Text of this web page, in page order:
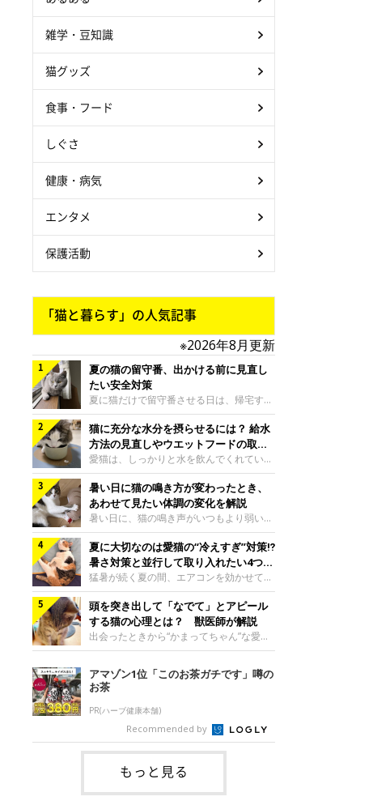
雑学・豆知識
猫グッズ
食事・フード
しぐさ
健康・病気
エンタメ
保護活動
「猫と暮らす」の人気記事
※2026年8月更新
夏の猫の留守番、出かける前に見直し
たい安全対策
夏に猫だけで留守番させる日は、帰宅する
まで部屋が暑くなりすぎないか、水は足り
るかと気になる飼い主さんもいるでしょ
う。家の中なら安全と思っていても、日中
は室温が急に上がることがあります。留守
中の暑さから猫を守るために準備したいこ
とや、帰宅後に見たいサインなどについ
て、ねこのきもち獣医師相談室の岡本りさ
先生に伺いました。 留守中は室温が急に
上がることがあるねこのきもち投稿写真ギ
ャラリー夏の日中は、エアコンが切れると
室温が急に上昇する場合があります。猫は
自分で涼しい場所を探すのが得意ですが、
部屋全体が暑くなれ
猫に充分な水分を摂らせるには？ 給水
方法の見直しやウエットフードの取り
入れ方を解説
愛猫は、しっかりと水を飲んでくれていま
すか？ 夏場はエアコンで室内が涼しいこ
ともあり、猫があまり水を飲まないこと
も。積極的に水分を摂らせるためには、給
水方法を見直したり、フードから水分を摂
らせたりする方法があります。今回は獣医
師の重本仁先生に、猫に水分を摂らせるた
めにできるためできる工夫を教えていただ
きました。ボウルの高さを愛猫の好みにね
このきもち投稿写真ギャラリー水飲みボウ
ルの高さは、猫が飲むときに頭が胃より下
にならないように設定すると飲みやすいで
しょう。首を深く折り曲げずに済むため、
関節や食道への負
暑い日に猫の鳴き方が変わったとき、
あわせて見たい体調の変化を解説
暑い日に、猫の鳴き声がいつもより弱い、
かすれる、しつこく鳴くなど、ふだんと違
って聞こえることがあります。 そんなと
き、あわせてどのような様子を確認したら
よいのでしょうか。暑い日に猫の鳴き方が
変わるときの見方や注意したい体調の変化
などについて、ねこのきもち獣医師相談室
の山口みき先生に伺いました。 鳴き方の
変化だけで判断せず、全身の様子も確認し
てねこのきもち投稿写真ギャラリー猫の鳴
ように見えることがあります。 ただ、鳴
き声だけで原因を決めるのは難しく、体調
や環境の変化を
夏に大切なのは愛猫の“冷えすぎ”対策⁉
暑さ対策と並行して取り入れたい4つの
工夫
猛暑が続く夏の間、エアコンを効かせて室
内を冷やしますよね。しかし、人にとって
は快適な温度でも、猫にとっては温度が低
すぎることも。暑さ対策と並行して、冷え
すぎ対策もしっかりと行うことが大切で
す。今回は獣医師の重本仁先生に、猫の冷
えすぎを防ぐ4つの対策を教えていただき
ました。（1） 冷房の効いていない部屋に
行き来できるようにするねこのきもち投稿
写真ギャラリー猫が寒いと感じたときに、
冷気から逃れる「逃げ場」を用意しておき
ましょう。冷房の効いていない部屋や廊下
へも自由に行き来できるように、ドアは猫
が通れる程度に
頭を突き出して「なでて」とアピール
する猫の心理とは？ 獣医師が解説
出会ったときから“かまってちゃん”な愛
猫。譲渡会での小鉄くんの様子写真提供／
＠Tore_2021ご紹介するのは、X（旧
Twitter）ユーザー＠Tore_2021さんの愛
猫・小鉄くんです。飼い主さんによると、
小鉄くんは元保護猫なのだとか。飼い主さ
ん： 「ペット可のマンションに引っ越し
たので、ずっと飼いたかった猫を探しに
2016年末に譲渡会に行きました。そこで
出会ったのが小鉄です。当時、小鉄はまだ
1才くらいだったのですが、私たちがケー
ジの中を覗いていると、そっと前足を出し
アマゾン1位「このお茶ガチです」噂の
お茶
PR(ハーブ健康本舗)
Recommended by
もっと見る